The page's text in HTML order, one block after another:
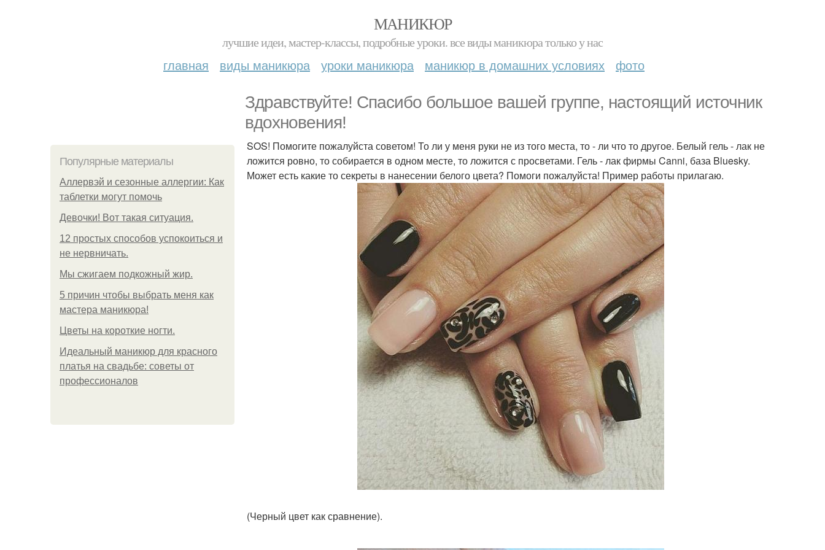
МАНИКЮР
лучшие идеи, мастер-классы, подробные уроки. все виды маникюра только у нас
главная виды маникюра уроки маникюра маникюр в домашних условиях фото
Здравствуйте! Спасибо большое вашей группе, настоящий источник
вдохновения!
Популярные материалы
Аллервэй и сезонные аллергии: Как
таблетки могут помочь
Девочки! Вот такая ситуация.
12 простых способов успокоиться и
не нервничать.
Мы сжигаем подкожный жир.
5 причин чтобы выбрать меня как
мастера маникюра!
Цветы на короткие ногти.
Идеальный маникюр для красного
платья на свадьбе: советы от
профессионалов
SOS! Помогите пожалуйста советом! То ли у меня руки не из того места, то - ли что то другое. Белый гель - лак не
ложится ровно, то собирается в одном месте, то ложится с просветами. Гель - лак фирмы Canni, база Bluesky.
Может есть какие то секреты в нанесении белого цвета? Помоги пожалуйста! Пример работы прилагаю.
(Черный цвет как сравнение).